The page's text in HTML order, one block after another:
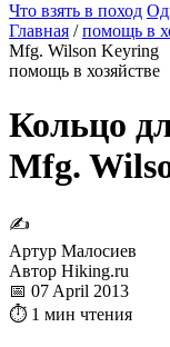
Что взять в поход
Главная / помощь в
Mfg. Wilson Keyring
помощь в хозяйстве
Кольцо
Mfg.
✍
Артур Малосиев
Автор Hiking.ru
📅 07 April 2013
⏱ 1 мин чтения